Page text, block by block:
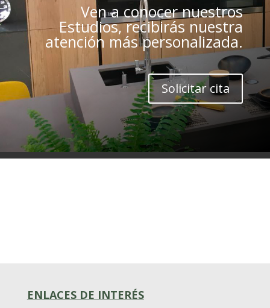
Ven a conocer nuestros
Estudios, recibirás nuestra
atención más personalizada.
Solicitar cita
ENLACES DE INTERÉS